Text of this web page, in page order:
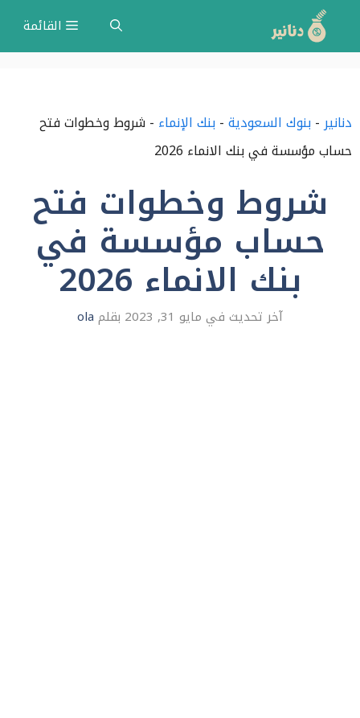
انتقل
إلى
القائمة
دنانير-بنوك السعودية-بنك الإنماء - شروط وخطوات فتح
حساب مؤسسة في بنك الانماء 2026
شروط وخطوات فتح
حساب مؤسسة في
بنك الانماء 2026
مايو 31, 2023 بقلم ola